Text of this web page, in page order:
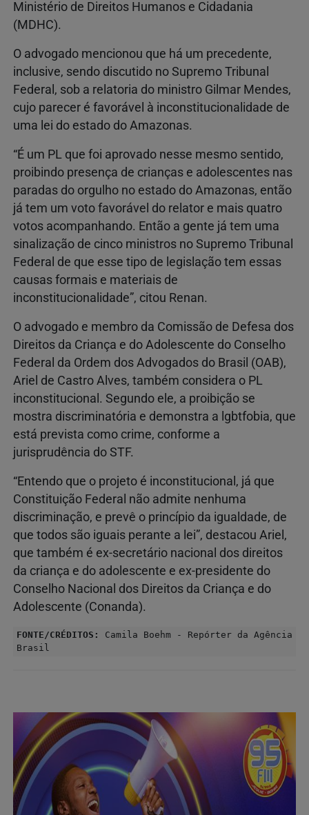
Ministério de Direitos Humanos e Cidadania
(MDHC).
O advogado mencionou que há um precedente,
inclusive, sendo discutido no Supremo Tribunal
Federal, sob a relatoria do ministro Gilmar Mendes,
cujo parecer é favorável à inconstitucionalidade de
uma lei do estado do Amazonas.
“É um PL que foi aprovado nesse mesmo sentido,
proibindo presença de crianças e adolescentes nas
paradas do orgulho no estado do Amazonas, então
já tem um voto favorável do relator e mais quatro
votos acompanhando. Então a gente já tem uma
sinalização de cinco ministros no Supremo Tribunal
Federal de que esse tipo de legislação tem essas
causas formais e materiais de
inconstitucionalidade”, citou Renan.
O advogado e membro da Comissão de Defesa dos
Direitos da Criança e do Adolescente do Conselho
Federal da Ordem dos Advogados do Brasil (OAB),
Ariel de Castro Alves, também considera o PL
inconstitucional. Segundo ele, a proibição se
mostra discriminatória e demonstra a lgbtfobia, que
está prevista como crime, conforme a
jurisprudência do STF.
“Entendo que o projeto é inconstitucional, já que
Constituição Federal não admite nenhuma
discriminação, e prevê o princípio da igualdade, de
que todos são iguais perante a lei”, destacou Ariel,
que também é ex-secretário nacional dos direitos
da criança e do adolescente e ex-presidente do
Conselho Nacional dos Direitos da Criança e do
Adolescente (Conanda).
FONTE/CRÉDITOS:
Camila Boehm - Repórter da Agência
Brasil